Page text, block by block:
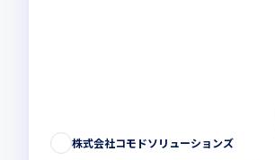
株式会社コモドソリューションズ